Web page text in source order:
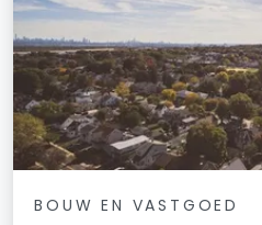
BOUW EN VASTGOED